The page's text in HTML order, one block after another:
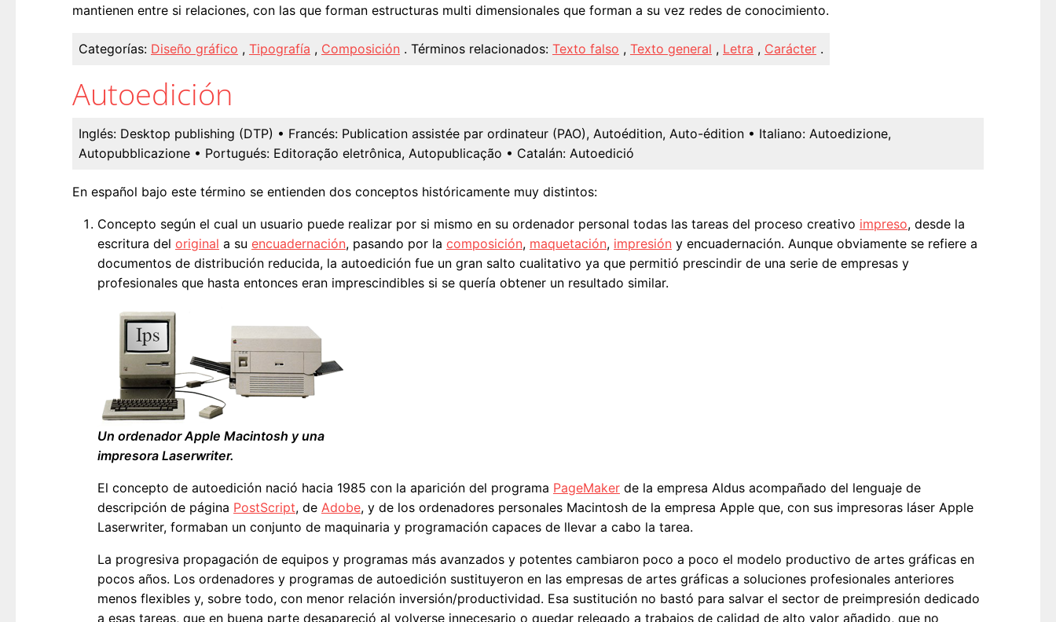
mantienen entre si relaciones, con las que forman estructuras multi dimensionales que forman a su vez redes de conocimiento.
Categorías: Diseño gráfico , Tipografía , Composición . Términos relacionados: Texto falso , Texto general , Letra , Carácter .
Autoedición
Inglés: Desktop publishing (DTP) • Francés: Publication assistée par ordinateur (PAO), Autoédition, Auto-édition • Italiano: Autoedizione,
Autopubblicazione • Portugués: Editoração eletrônica, Autopublicação • Catalán: Autoedició
En español bajo este término se entienden dos conceptos históricamente muy distintos:
Concepto según el cual un usuario puede realizar por si mismo en su ordenador personal todas las tareas del proceso creativo impreso, desde la
escritura del original a su encuadernación, pasando por la composición, maquetación, impresión y encuadernación. Aunque obviamente se refiere a
documentos de distribución reducida, la autoedición fue un gran salto cualitativo ya que permitió prescindir de una serie de empresas y
profesionales que hasta entonces eran imprescindibles si se quería obtener un resultado similar.
Un ordenador Apple Macintosh y una
impresora Laserwriter.
El concepto de autoedición nació hacia 1985 con la aparición del programa PageMaker de la empresa Aldus acompañado del lenguaje de
descripción de página PostScript, de Adobe, y de los ordenadores personales Macintosh de la empresa Apple que, con sus impresoras láser Apple
Laserwriter, formaban un conjunto de maquinaria y programación capaces de llevar a cabo la tarea.
La progresiva propagación de equipos y programas más avanzados y potentes cambiaron poco a poco el modelo productivo de artes gráficas en
pocos años. Los ordenadores y programas de autoedición sustituyeron en las empresas de artes gráficas a soluciones profesionales anteriores
menos flexibles y, sobre todo, con menor relación inversión/productividad. Esa sustitución no bastó para salvar el sector de preimpresión dedicado
a esas tareas, que en buena parte desapareció al volverse innecesario o quedar relegado a trabajos de calidad de alto valor añadido, que no